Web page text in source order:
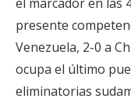
presente
Venezuela, 2-0 a
ocupa el último
eliminatorias